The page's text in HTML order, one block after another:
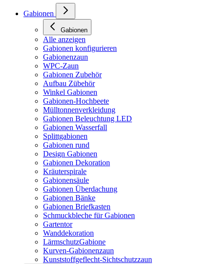
Gabionen
Gabionen
Alle anzeigen
Gabionen konfigurieren
Gabionenzaun
WPC-Zaun
Gabionen Zubehör
Aufbau Zübehör
Winkel Gabionen
Gabionen-Hochbeete
Mülltonnenverkleidung
Gabionen Beleuchtung LED
Gabionen Wasserfall
Splittgabionen
Gabionen rund
Design Gabionen
Gabionen Dekoration
Kräuterspirale
Gabionensäule
Gabionen Überdachung
Gabionen Bänke
Gabionen Briefkasten
Schmuckbleche für Gabionen
Gartentor
Wanddekoration
LärmschutzGabione
Kurven-Gabionenzaun
Kunststoffgeflecht-Sichtschutzzaun